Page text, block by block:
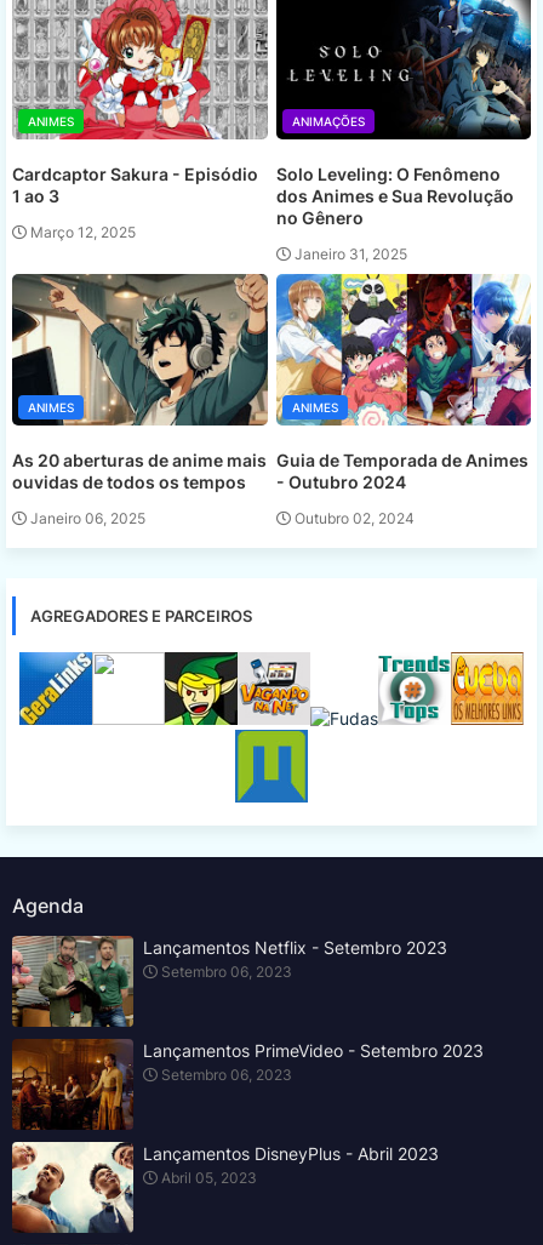
ANIMES
Cardcaptor Sakura - Episódio
1 ao 3
Março 12, 2025
ANIMAÇÕES
Solo Leveling: O Fenômeno
dos Animes e Sua Revolução
no Gênero
Janeiro 31, 2025
ANIMES
As 20 aberturas de anime mais
ouvidas de todos os tempos
Janeiro 06, 2025
ANIMES
Guia de Temporada de Animes
- Outubro 2024
Outubro 02, 2024
AGREGADORES E PARCEIROS
Agenda
Lançamentos Netflix - Setembro 2023
Setembro 06, 2023
Lançamentos PrimeVideo - Setembro 2023
Setembro 06, 2023
Lançamentos DisneyPlus - Abril 2023
Abril 05, 2023